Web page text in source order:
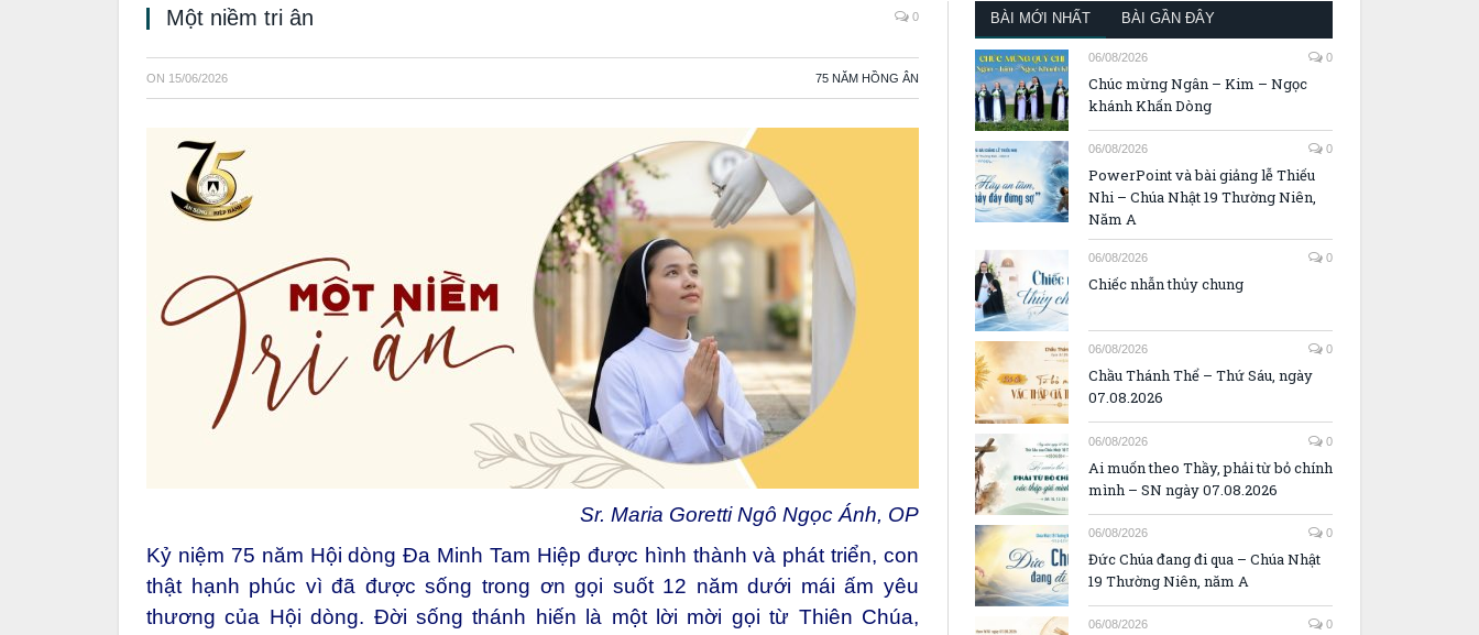
Một niềm tri ân 0
ON 15/06/2026 75 NĂM HỒNG ÂN
Sr. Maria Goretti Ngô Ngọc Ánh, OP
Kỷ niệm 75 năm Hội dòng Đa Minh Tam Hiệp được hình thành và phát triển, con
thật hạnh phúc vì đã được sống trong ơn gọi suốt 12 năm dưới mái ấm yêu
thương của Hội dòng. Đời sống thánh hiến là một lời mời gọi từ Thiên Chúa,
BÀI MỚI NHẤT BÀI GẦN ĐÂY
06/08/2026 0
Chúc mừng Ngân – Kim – Ngọc
khánh Khấn Dòng
06/08/2026 0
PowerPoint và bài giảng lễ Thiếu
Nhi – Chúa Nhật 19 Thường Niên,
Năm A
06/08/2026 0
Chiếc nhẫn thủy chung
06/08/2026 0
Chầu Thánh Thể – Thứ Sáu, ngày
07.08.2026
06/08/2026 0
Ai muốn theo Thầy, phải từ bỏ chính
mình – SN ngày 07.08.2026
06/08/2026 0
Đức Chúa đang đi qua – Chúa Nhật
19 Thường Niên, năm A
06/08/2026 0